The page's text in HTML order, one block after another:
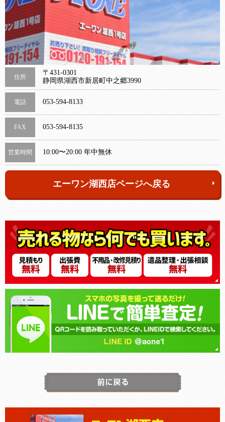
住所
〒431-0301
静岡県湖西市新居町中之郷3990
電話 053-594-8133
FAX 053-594-8135
営業時間 10:00〜20:00 年中無休
エーワン湖西店ページへ戻る